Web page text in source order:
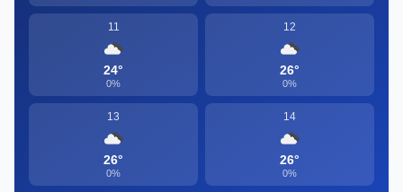
11
24°
0%
12
26°
0%
13
26°
0%
14
26°
0%